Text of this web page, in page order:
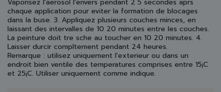
Vaporisez l'aerosol l'envers pendant 2 5 secondes aprs
chaque application pour eviter la formation de blocages
dans la buse. 3. Appliquez plusieurs couches minces, en
laissant des intervalles de 10 20 minutes entre les couches.
La peinture doit tre sche au toucher en 10 20 minutes. 4.
Laisser durcir compltement pendant 24 heures.
Remarque : utilisez uniquement l'exterieur ou dans un
endroit bien ventile des temperatures comprises entre 15¡C
et 25¡C. Utiliser uniquement comme indique.